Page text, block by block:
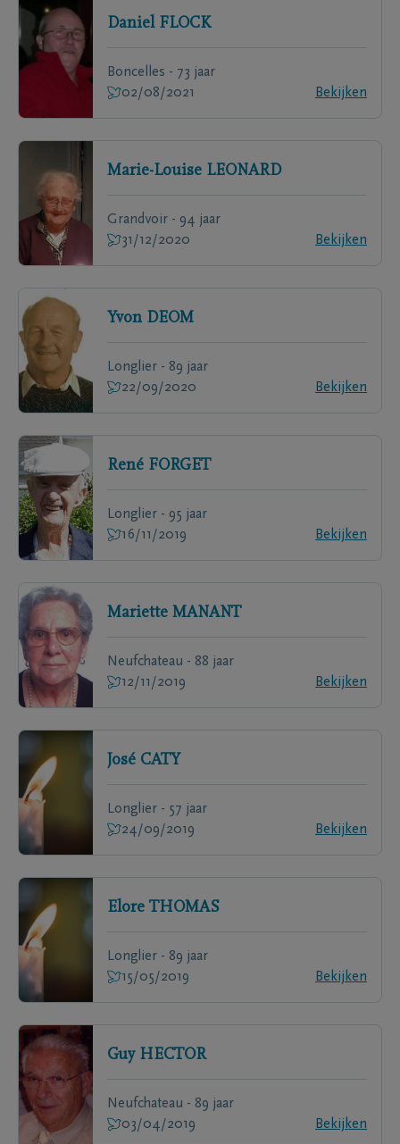
Daniel FLOCK
Boncelles - 73 jaar
02/08/2021
Bekijken
Marie-Louise LEONARD
Grandvoir - 94 jaar
31/12/2020
Bekijken
Yvon DEOM
Longlier - 89 jaar
22/09/2020
Bekijken
René FORGET
Longlier - 95 jaar
16/11/2019
Bekijken
Mariette MANANT
Neufchateau - 88 jaar
12/11/2019
Bekijken
José CATY
Longlier - 57 jaar
24/09/2019
Bekijken
Elore THOMAS
Longlier - 89 jaar
15/05/2019
Bekijken
Guy HECTOR
Neufchateau - 89 jaar
03/04/2019
Bekijken